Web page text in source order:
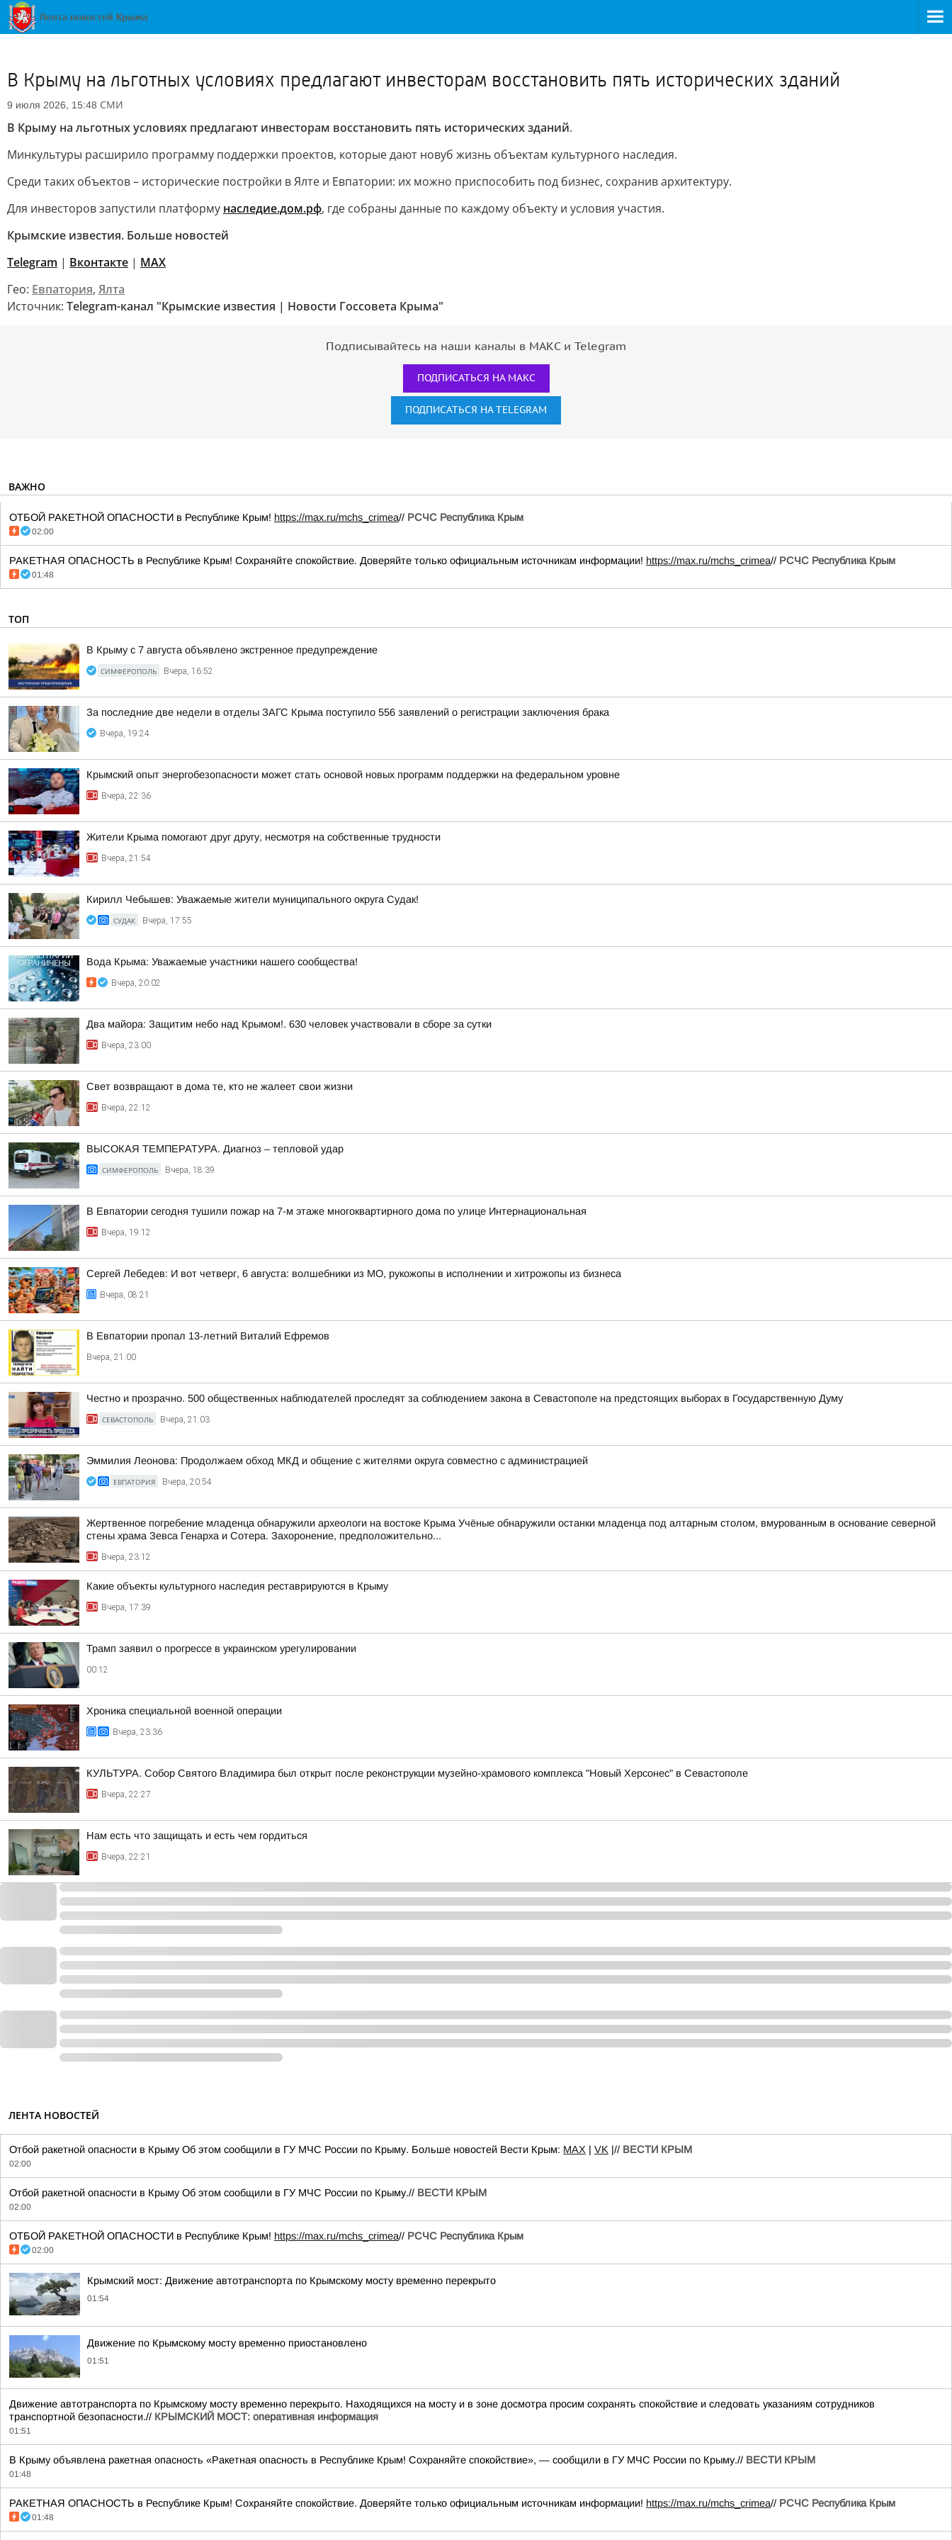
В Крыму на льготных условиях предлагают инвесторам восстановить пять исторических зданий
9 июля 2026, 15:48 СМИ
В Крыму на льготных условиях предлагают инвесторам восстановить пять исторических зданий.
Минкультуры расширило программу поддержки проектов, которые дают новуб жизнь объектам культурного наследия.
Среди таких объектов – исторические постройки в Ялте и Евпатории: их можно приспособить под бизнес, сохранив архитектуру.
Для инвесторов запустили платформу наследие.дом.рф, где собраны данные по каждому объекту и условия участия.
Крымские известия. Больше новостей
Telegram | Вконтакте | МАХ
Гео: Евпатория, Ялта
Источник: Telegram-канал "Крымские известия | Новости Госсовета Крыма"
Подписывайтесь на наши каналы в МАКС и Telegram
ПОДПИСАТЬСЯ НА МАКС
ПОДПИСАТЬСЯ НА TELEGRAM
ВАЖНО
ОТБОЙ РАКЕТНОЙ ОПАСНОСТИ в Республике Крым! https://max.ru/mchs_crimea// РСЧС Республика Крым
02:00
РАКЕТНАЯ ОПАСНОСТЬ в Республике Крым! Сохраняйте спокойствие. Доверяйте только официальным источникам информации! https://max.ru/mchs_crimea// РСЧС Республика Крым
01:48
ТОП
В Крыму с 7 августа объявлено экстренное предупреждение
СИМФЕРОПОЛЬ Вчера, 16:52
За последние две недели в отделы ЗАГС Крыма поступило 556 заявлений о регистрации заключения брака
Вчера, 19:24
Крымский опыт энергобезопасности может стать основой новых программ поддержки на федеральном уровне
Вчера, 22:36
Жители Крыма помогают друг другу, несмотря на собственные трудности
Вчера, 21:54
Кирилл Чебышев: Уважаемые жители муниципального округа Судак!
СУДАК Вчера, 17:55
Вода Крыма: Уважаемые участники нашего сообщества!
Вчера, 20:02
Два майора: Защитим небо над Крымом!. 630 человек участвовали в сборе за сутки
Вчера, 23:00
Свет возвращают в дома те, кто не жалеет свои жизни
Вчера, 22:12
ВЫСОКАЯ ТЕМПЕРАТУРА. Диагноз – тепловой удар
СИМФЕРОПОЛЬ Вчера, 18:39
В Евпатории сегодня тушили пожар на 7-м этаже многоквартирного дома по улице Интернациональная
Вчера, 19:12
Сергей Лебедев: И вот четверг, 6 августа: волшебники из МО, рукожопы в исполнении и хитрожопы из бизнеса
Вчера, 08:21
В Евпатории пропал 13-летний Виталий Ефремов
Вчера, 21:00
Честно и прозрачно. 500 общественных наблюдателей проследят за соблюдением закона в Севастополе на предстоящих выборах в Государственную Думу
СЕВАСТОПОЛЬ Вчера, 21:03
Эммилия Леонова: Продолжаем обход МКД и общение с жителями округа совместно с администрацией
ЕВПАТОРИЯ Вчера, 20:54
Жертвенное погребение младенца обнаружили археологи на востоке Крыма Учёные обнаружили останки младенца под алтарным столом, вмурованным в основание северной
стены храма Зевса Генарха и Сотера. Захоронение, предположительно...
Вчера, 23:12
Какие объекты культурного наследия реставрируются в Крыму
Вчера, 17:39
Трамп заявил о прогрессе в украинском урегулировании
00:12
Хроника специальной военной операции
Вчера, 23:36
КУЛЬТУРА. Собор Святого Владимира был открыт после реконструкции музейно-храмового комплекса "Новый Херсонес" в Севастополе
Вчера, 22:27
Нам есть что защищать и есть чем гордиться
Вчера, 22:21
ЛЕНТА НОВОСТЕЙ
Отбой ракетной опасности в Крыму Об этом сообщили в ГУ МЧС России по Крыму. Больше новостей Вести Крым: MAX | VK |// ВЕСТИ КРЫМ
02:00
Отбой ракетной опасности в Крыму Об этом сообщили в ГУ МЧС России по Крыму.// ВЕСТИ КРЫМ
02:00
ОТБОЙ РАКЕТНОЙ ОПАСНОСТИ в Республике Крым! https://max.ru/mchs_crimea// РСЧС Республика Крым
02:00
Крымский мост: Движение автотранспорта по Крымскому мосту временно перекрыто
01:54
Движение по Крымскому мосту временно приостановлено
01:51
Движение автотранспорта по Крымскому мосту временно перекрыто. Находящихся на мосту и в зоне досмотра просим сохранять спокойствие и следовать указаниям сотрудников
транспортной безопасности.// КРЫМСКИЙ МОСТ: оперативная информация
01:51
В Крыму объявлена ракетная опасность «Ракетная опасность в Республике Крым! Сохраняйте спокойствие», — сообщили в ГУ МЧС России по Крыму.// ВЕСТИ КРЫМ
01:48
РАКЕТНАЯ ОПАСНОСТЬ в Республике Крым! Сохраняйте спокойствие. Доверяйте только официальным источникам информации! https://max.ru/mchs_crimea// РСЧС Республика Крым
01:48